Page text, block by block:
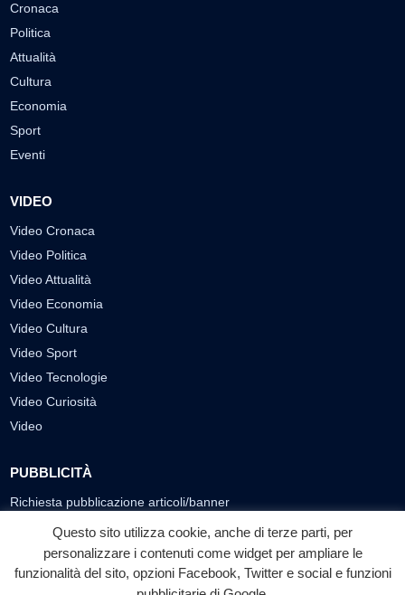
Cronaca
Politica
Attualità
Cultura
Economia
Sport
Eventi
VIDEO
Video Cronaca
Video Politica
Video Attualità
Video Economia
Video Cultura
Video Sport
Video Tecnologie
Video Curiosità
Video
PUBBLICITÀ
Richiesta pubblicazione articoli/banner
SEGUICI SUI SOCIAL
f ◎ ▶
Questo sito utilizza cookie, anche di terze parti, per
personalizzare i contenuti come widget per ampliare le
funzionalità del sito, opzioni Facebook, Twitter e social e funzioni